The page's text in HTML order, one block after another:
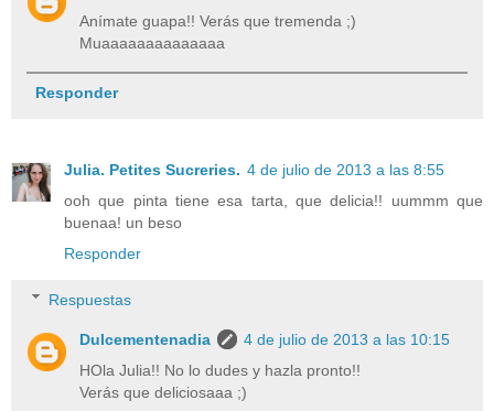
Anímate guapa!! Verás que tremenda ;)
Muaaaaaaaaaaaaaa
Responder
Julia. Petites Sucreries. 4 de julio de 2013 a las 8:55
ooh que pinta tiene esa tarta, que delicia!! uummm que
buenaa! un beso
Responder
Respuestas
Dulcementenadia
4 de julio de 2013 a las 10:15
HOla Julia!! No lo dudes y hazla pronto!!
Verás que deliciosaaa ;)